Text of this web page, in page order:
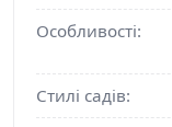
Особливості:
Стилі садів: